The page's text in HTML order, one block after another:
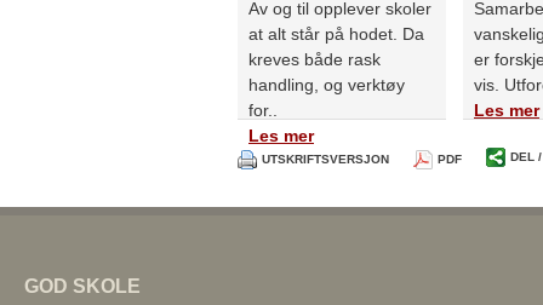
Av og til opplever skoler
at alt står på hodet. Da
kreves både rask
handling, og verktøy
for..
Les mer
er
vis.
Les mer
UTSKRIFTSVERSJON PDF DEL
GOD SKOLE